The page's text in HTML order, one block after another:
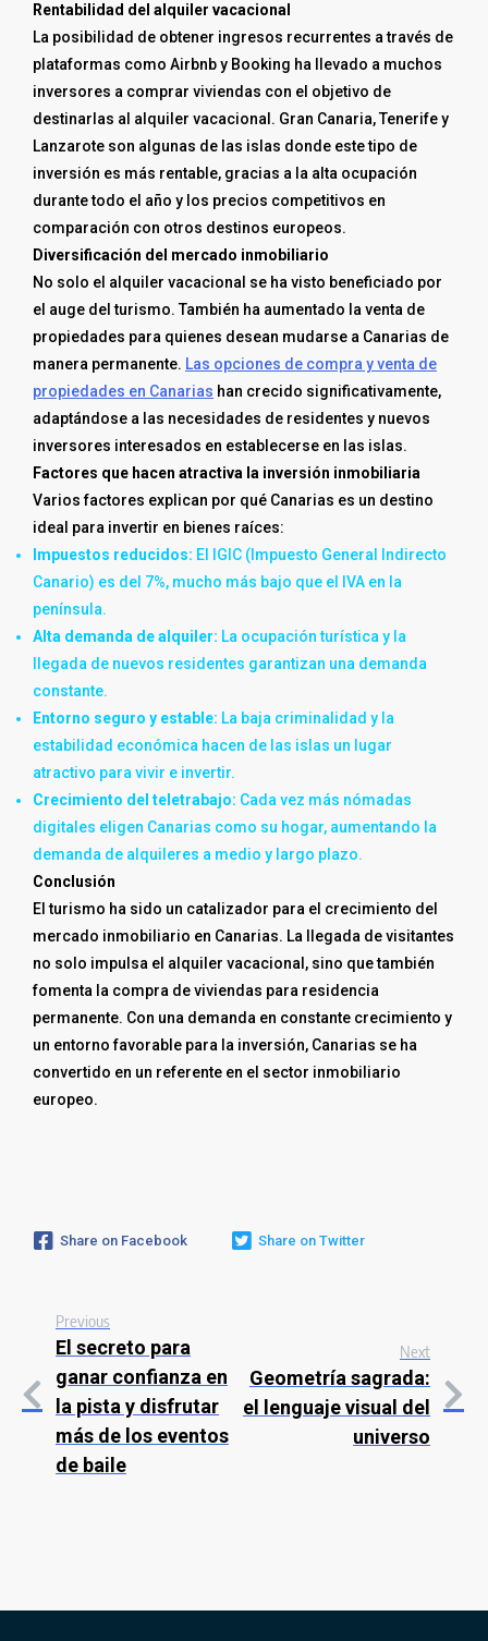
Rentabilidad del alquiler vacacional
La posibilidad de obtener ingresos recurrentes a través de
plataformas como Airbnb y Booking ha llevado a muchos
inversores a comprar viviendas con el objetivo de
destinarlas al alquiler vacacional. Gran Canaria, Tenerife y
Lanzarote son algunas de las islas donde este tipo de
inversión es más rentable, gracias a la alta ocupación
durante todo el año y los precios competitivos en
comparación con otros destinos europeos.
Diversificación del mercado inmobiliario
No solo el alquiler vacacional se ha visto beneficiado por
el auge del turismo. También ha aumentado la venta de
propiedades para quienes desean mudarse a Canarias de
manera permanente. Las opciones de compra y venta de
propiedades en Canarias han crecido significativamente,
adaptándose a las necesidades de residentes y nuevos
inversores interesados en establecerse en las islas.
Factores que hacen atractiva la inversión inmobiliaria
Varios factores explican por qué Canarias es un destino
ideal para invertir en bienes raíces:
Impuestos reducidos: El IGIC (Impuesto General Indirecto
Canario) es del 7%, mucho más bajo que el IVA en la
península.
Alta demanda de alquiler: La ocupación turística y la
llegada de nuevos residentes garantizan una demanda
constante.
Entorno seguro y estable: La baja criminalidad y la
estabilidad económica hacen de las islas un lugar
atractivo para vivir e invertir.
Crecimiento del teletrabajo: Cada vez más nómadas
digitales eligen Canarias como su hogar, aumentando la
demanda de alquileres a medio y largo plazo.
Conclusión
El turismo ha sido un catalizador para el crecimiento del
mercado inmobiliario en Canarias. La llegada de visitantes
no solo impulsa el alquiler vacacional, sino que también
fomenta la compra de viviendas para residencia
permanente. Con una demanda en constante crecimiento y
un entorno favorable para la inversión, Canarias se ha
convertido en un referente en el sector inmobiliario
europeo.
Share on Facebook Share on Twitter
Previous
El secreto para
ganar confianza en
la pista y disfrutar
más de los eventos
de baile
Next
Geometría sagrada:
el lenguaje visual del
universo